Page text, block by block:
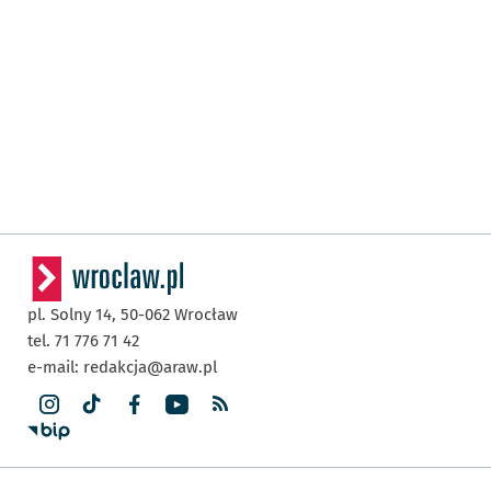
pl. Solny 14, 50-062 Wrocław
tel. 71 776 71 42
e-mail: redakcja@araw.pl